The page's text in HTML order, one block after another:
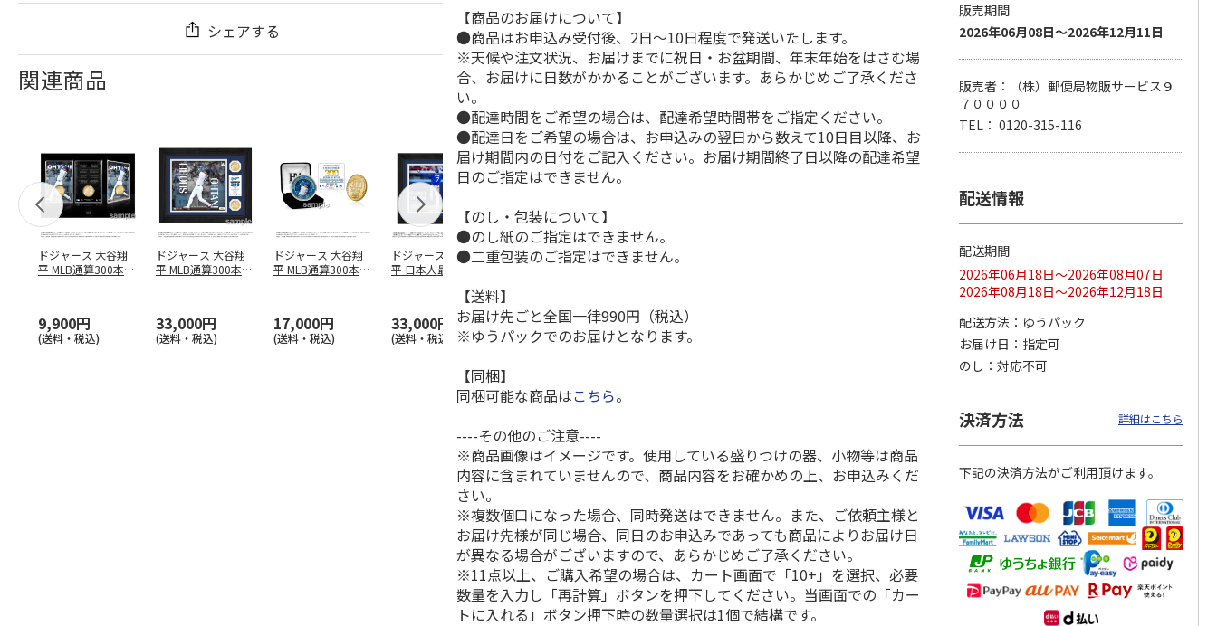
シェアする
関連商品
ドジャース 大谷翔
平 MLB通算300本塁
9,900円
(送料・税込)
ドジャース 大谷翔
平 MLB通算300本塁
33,000円
(送料・税込)
ドジャース 大谷翔
平 MLB通算300本塁
17,000円
(送料・税込)
ドジャース 大谷翔
平 日本人最多53試
33,000円
(送料・税込)
MLB ドジャース 大
谷翔平 2026 NL 3・
33,000円
(送料・税込)
ドジャース 大谷翔
9,900円
(送料・税込)
ドジャース 大谷翔
平 日本人最多53試
合連続出塁記念 シ
ル…
17,000円
(送料・税込)
谷翔平 2026 NL 3・
4月投手…
【商品のお届けについて】
●商品はお申込み受付後、2日～10日程度で発送いたします。
※天候や注文状況、お届けまでに祝日・お盆期間、年末年始をはさむ場
合、お届けに日数がかかることがございます。あらかじめご了承くださ
い。
●配達時間をご希望の場合は、配達希望時間帯をご指定ください。
●配達日をご希望の場合は、お申込みの翌日から数えて10日目以降、お
届け期間内の日付をご記入ください。お届け期間終了日以降の配達希望
日のご指定はできません。
【のし・包装について】
●のし紙のご指定はできません。
●二重包装のご指定はできません。
【送料】
お届け先ごと全国一律990円（税込）
※ゆうパックでのお届けとなります。
【同梱】
同梱可能な商品はこちら。
----その他のご注意----
※商品画像はイメージです。使用している盛りつけの器、小物等は商品
内容に含まれていませんので、商品内容をお確かめの上、お申込みくだ
さい。
※複数個口になった場合、同時発送はできません。また、ご依頼主様と
お届け先様が同じ場合、同日のお申込みであっても商品によりお届け日
が異なる場合がございますので、あらかじめご了承ください。
※11点以上、ご購入希望の場合は、カート画面で「10+」を選択、必要
数量を入力し「再計算」ボタンを押下してください。当画面での「カー
トに入れる」ボタン押下時の数量選択は1個で結構です。
販売期間
2026年06月08日～2026年12月11日
販売者：（株）郵便局物販サービス９
７００００
TEL： 0120-315-116
配送情報
配送期間
2026年06月18日～2026年08月07日
2026年08月18日～2026年12月18日
配送方法
ゆうパック
お届け日
指定可
のし
対応不可
決済方法 詳細はこちら
下記の決済方法がご利用頂けます。